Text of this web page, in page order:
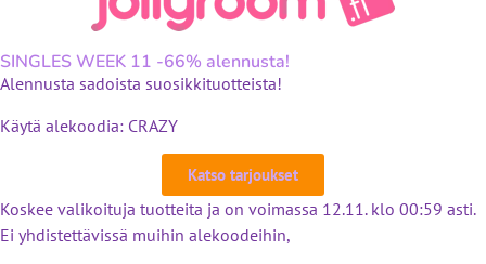
SINGLES WEEK 11 -66% alennusta!
Alennusta sadoista suosikkituotteista!
Käytä alekoodia: CRAZY
Katso tarjoukset
Koskee valikoituja tuotteita ja on voimassa 12.11. klo 00:59 asti.
Ei yhdistettävissä muihin alekoodeihin,